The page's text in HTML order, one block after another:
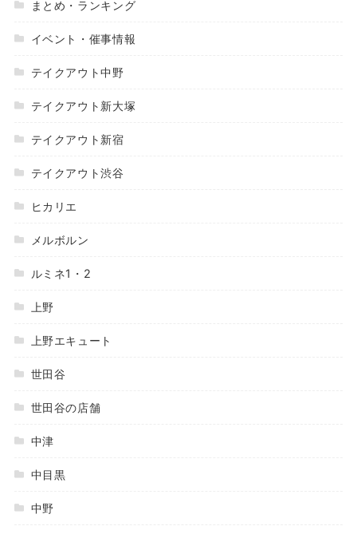
まとめ・ランキング
イベント・催事情報
テイクアウト中野
テイクアウト新大塚
テイクアウト新宿
テイクアウト渋谷
ヒカリエ
メルボルン
ルミネ1・2
上野
上野エキュート
世田谷
世田谷の店舗
中津
中目黒
中野